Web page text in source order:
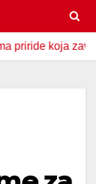
koja zavrjeđuju